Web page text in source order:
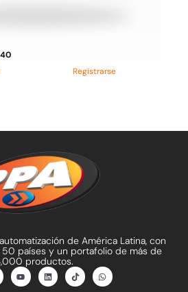
Registrarse
de América Latina, con
países y un portafolio de más de
productos.
Y
o
u
L
i
n
T
i
k
W
h
a